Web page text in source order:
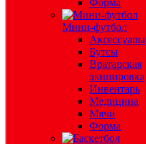
Форма
Мини-футбол
Аксессуары
Бутсы
Вратарская
экипировка
Инвентарь
Медицина
Мячи
Форма